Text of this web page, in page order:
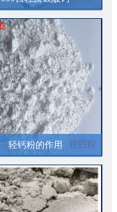
轻钙粉的作用